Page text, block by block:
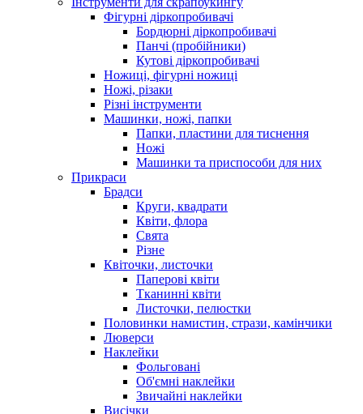
Фігурні діркопробивачі
Бордюрні діркопробивачі
Панчі (пробійники)
Кутові діркопробивачі
Ножиці, фігурні ножиці
Ножі, різаки
Різні інструменти
Машинки, ножі, папки
Папки, пластини для тиснення
Ножі
Машинки та приспособи для них
Прикраси
Брадси
Круги, квадрати
Квіти, флора
Свята
Різне
Квіточки, листочки
Паперові квіти
Тканинні квіти
Листочки, пелюстки
Половинки намистин, стрази, камінчики
Люверси
Наклейки
Фольговані
Об'ємні наклейки
Звичайні наклейки
Висічки